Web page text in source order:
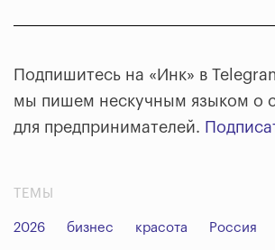
Подпишитесь на «Инк» в
мы пишем нескучным языком о
для предпринимателей.
ТЕМЫ
2026 бизнес красота Россия